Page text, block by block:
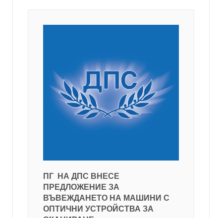
ПГ НА ДПС ВНЕСЕ
ПРЕДЛОЖЕНИЕ ЗА
ВЪВЕЖДАНЕТО НА МАШИНИ С
ОПТИЧНИ УСТРОЙСТВА ЗА